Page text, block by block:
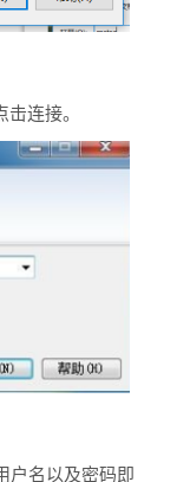
连接。
户名以及密码即